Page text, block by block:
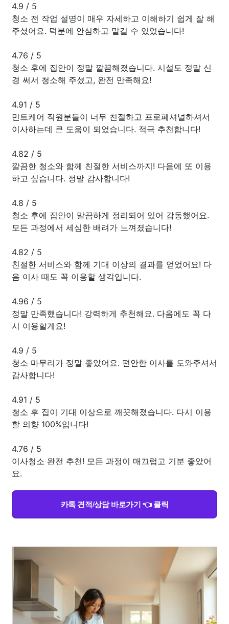
4.9 / 5
청소 전 작업 설명이 매우 자세하고 이해하기 쉽게 잘 해
주셨어요. 덕분에 안심하고 맡길 수 있었습니다!
4.76 / 5
청소 후에 집안이 정말 깔끔해졌습니다. 시설도 정말 신
경 써서 청소해 주셨고, 완전 만족해요!
4.91 / 5
민트케어 직원분들이 너무 친절하고 프로페셔널하셔서
이사하는데 큰 도움이 되었습니다. 적극 추천합니다!
4.82 / 5
깔끔한 청소와 함께 친절한 서비스까지! 다음에 또 이용
하고 싶습니다. 정말 감사합니다!
4.8 / 5
청소 후에 집안이 말끔하게 정리되어 있어 감동했어요.
모든 과정에서 세심한 배려가 느껴졌습니다!
4.82 / 5
친절한 서비스와 함께 기대 이상의 결과를 얻었어요! 다
음 이사 때도 꼭 이용할 생각입니다.
4.96 / 5
정말 만족했습니다! 강력하게 추천해요. 다음에도 꼭 다
시 이용할게요!
4.9 / 5
청소 마무리가 정말 좋았어요. 편안한 이사를 도와주셔서
감사합니다!
4.91 / 5
청소 후 집이 기대 이상으로 깨끗해졌습니다. 다시 이용
할 의향 100%입니다!
4.76 / 5
이사청소 완전 추천! 모든 과정이 매끄럽고 기분 좋았어
요.
카톡 견적/상담 바로가기 👈 클릭